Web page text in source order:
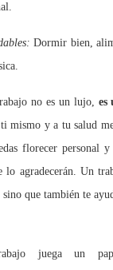
Dormir bien,
no es un lujo, es
ti mismo y a tu salud
florecer personal
lo agradecerán. Un
que también te
juega un